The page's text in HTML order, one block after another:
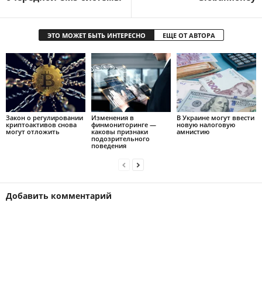
ЭТО МОЖЕТ БЫТЬ ИНТЕРЕСНО ЕЩЕ ОТ АВТОРА
Закон о регулировании
криптоактивов снова
могут отложить
Изменения в
финмониторинге —
каковы признаки
подозрительного
поведения
В Украине могут ввести
новую налоговую
амнистию
Добавить комментарий